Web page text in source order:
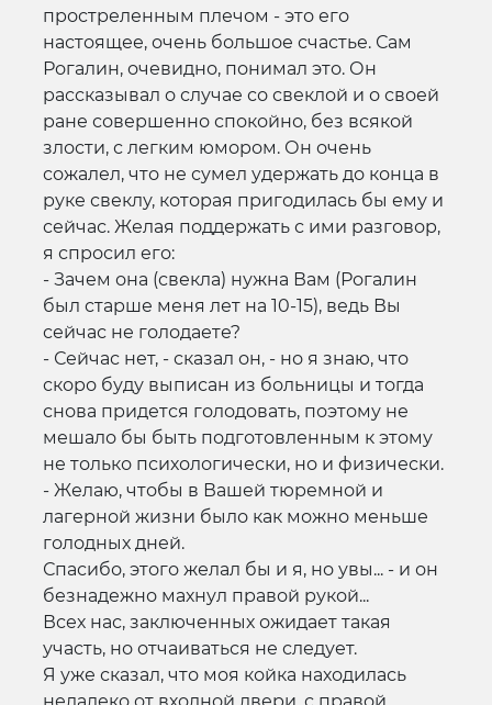
простреленным плечом - это его
настоящее, очень большое счастье. Сам
Рогалин, очевидно, понимал это. Он
рассказывал о случае со свеклой и о своей
ране совершенно спокойно, без всякой
злости, с легким юмором. Он очень
сожалел, что не сумел удержать до конца в
руке свеклу, которая пригодилась бы ему и
сейчас. Желая поддержать с ими разговор,
я спросил его:
- Зачем она (свекла) нужна Вам (Рогалин
был старше меня лет на 10-15), ведь Вы
сейчас не голодаете?
- Сейчас нет, - сказал он, - но я знаю, что
скоро буду выписан из больницы и тогда
снова придется голодовать, поэтому не
мешало бы быть подготовленным к этому
не только психологически, но и физически.
- Желаю, чтобы в Вашей тюремной и
лагерной жизни было как можно меньше
голодных дней.
Спасибо, этого желал бы и я, но увы... - и он
безнадежно махнул правой рукой...
Всех нас, заключенных ожидает такая
участь, но отчаиваться не следует.
Я уже сказал, что моя койка находилась